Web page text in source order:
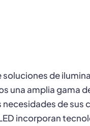
de
una amplia gama
necesidades de sus
incorporan